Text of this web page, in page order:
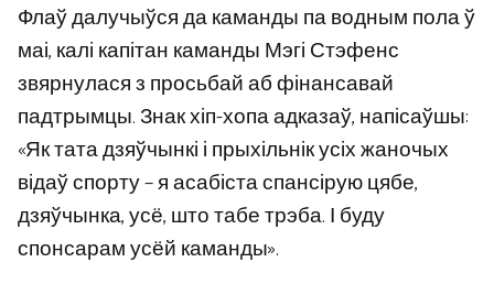
Флаў далучыўся да каманды па водным пола ў
маі, калі капітан каманды Мэгі Стэфенс
звярнулася з просьбай аб фінансавай
падтрымцы. Знак хіп-хопа адказаў, напісаўшы:
«Як тата дзяўчынкі і прыхільнік усіх жаночых
відаў спорту – я асабіста спансірую цябе,
дзяўчынка, усё, што табе трэба. І буду
спонсарам усёй каманды».